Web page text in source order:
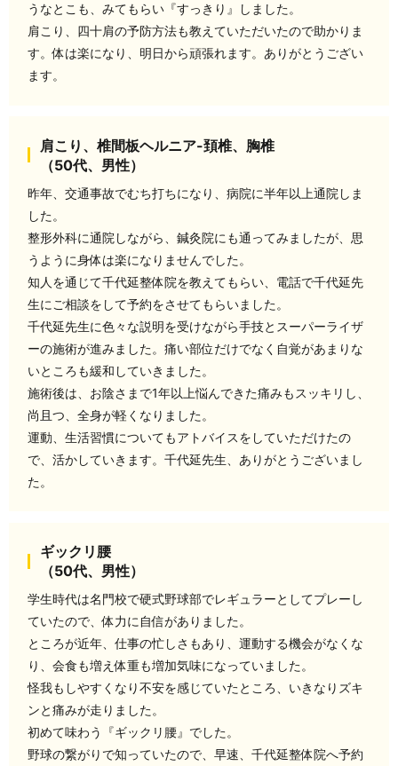
うなとこも、みてもらい『すっきり』しました。
肩こり、四十肩の予防方法も教えていただいたので助かりま
す。体は楽になり、明日から頑張れます。ありがとうござい
ます。
肩こり、椎間板ヘルニア-頚椎、胸椎
（50代、男性）
昨年、交通事故でむち打ちになり、病院に半年以上通院しま
した。
整形外科に通院しながら、鍼灸院にも通ってみましたが、思
うように身体は楽になりませんでした。
知人を通じて千代延整体院を教えてもらい、電話で千代延先
生にご相談をして予約をさせてもらいました。
千代延先生に色々な説明を受けながら手技とスーパーライザ
ーの施術が進みました。痛い部位だけでなく自覚があまりな
いところも緩和していきました。
施術後は、お陰さまで1年以上悩んできた痛みもスッキリし、
尚且つ、全身が軽くなりました。
運動、生活習慣についてもアトバイスをしていただけたの
で、活かしていきます。千代延先生、ありがとうございまし
た。
ギックリ腰
（50代、男性）
学生時代は名門校で硬式野球部でレギュラーとしてプレーし
ていたので、体力に自信がありました。
ところが近年、仕事の忙しさもあり、運動する機会がなくな
り、会食も増え体重も増加気味になっていました。
怪我もしやすくなり不安を感じていたところ、いきなりズキ
ンと痛みが走りました。
初めて味わう『ギックリ腰』でした。
野球の繋がりで知っていたので、早速、千代延整体院へ予約